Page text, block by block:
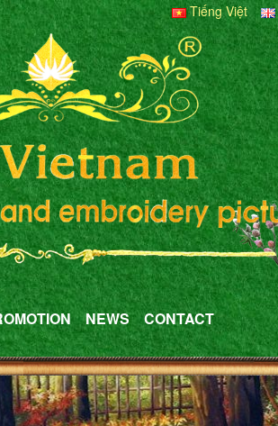
Tiếng Việt
NEWS CONTACT